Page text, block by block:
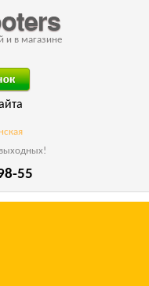
и в магазине
55